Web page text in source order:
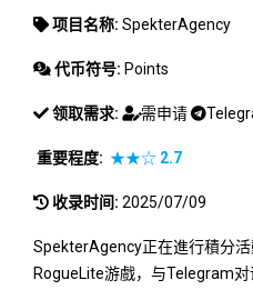
项目名称: SpekterAgency
代币符号: Points
领取需求: 需申请
重要程度: ★★☆ 2.7
收录时间: 2025/07/09
SpekterAgency正在進行積分
RogueLite游戲，与Telegram